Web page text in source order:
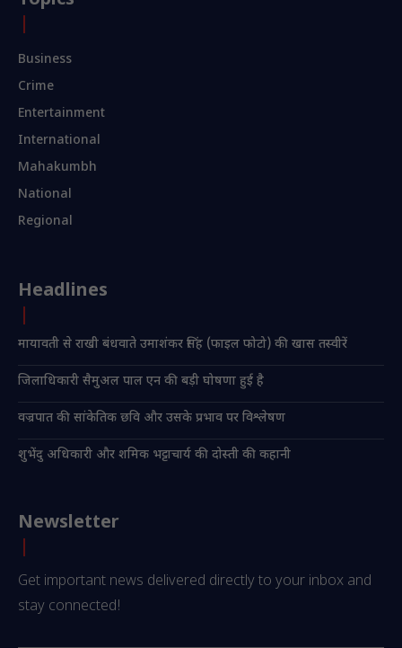
Business
Crime
Entertainment
International
Mahakumbh
National
Regional
Headlines
मायावती से राखी बंधवाते उमाशंकर सिंह (फाइल फोटो) की खास तस्वीरें
जिलाधिकारी सैमुअल पाल एन की बड़ी घोषणा हुई है
वज्रपात की सांकेतिक छवि और उसके प्रभाव पर विश्लेषण
शुभेंदु अधिकारी और शमिक भट्टाचार्य की दोस्ती की कहानी
Newsletter
Get important news delivered directly to your inbox and
stay connected!